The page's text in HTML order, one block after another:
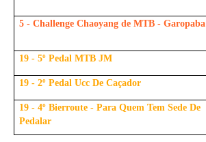
5 - Challenge Chaoyang de MTB - Garopaba
19 - 5º Pedal MTB JM
19 - 2º Pedal Ucc De Caçador
19 - 4º Bierroute - Para Quem Tem Sede De
Pedalar